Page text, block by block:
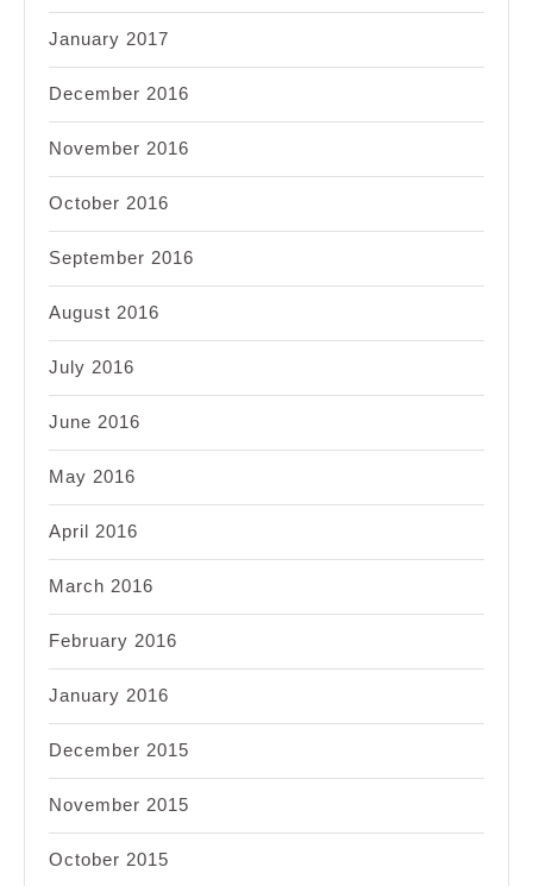
January 2017
December 2016
November 2016
October 2016
September 2016
August 2016
July 2016
June 2016
May 2016
April 2016
March 2016
February 2016
January 2016
December 2015
November 2015
October 2015